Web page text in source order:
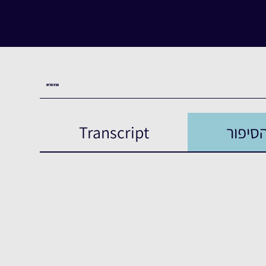
העדות המלאה
Transcript